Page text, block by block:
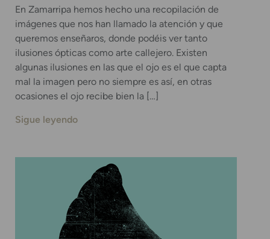
En Zamarripa hemos hecho una recopilación de
imágenes que nos han llamado la atención y que
queremos enseñaros, donde podéis ver tanto
ilusiones ópticas como arte callejero. Existen
algunas ilusiones en las que el ojo es el que capta
mal la imagen pero no siempre es así, en otras
ocasiones el ojo recibe bien la […]
Sigue leyendo